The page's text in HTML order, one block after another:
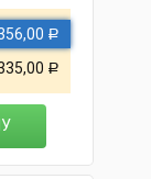
Р
Р